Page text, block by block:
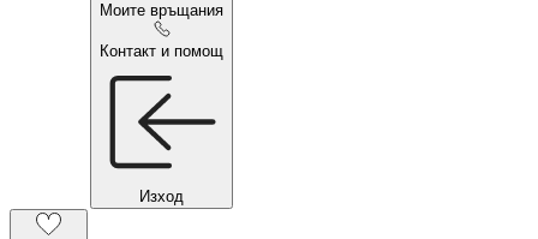
Моите връщания
Контакт и помощ
Изход